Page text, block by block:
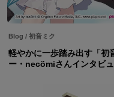
Blog / 初音ミク
軽やかに一歩踏み出す「初
ー・necömiさんインタビ